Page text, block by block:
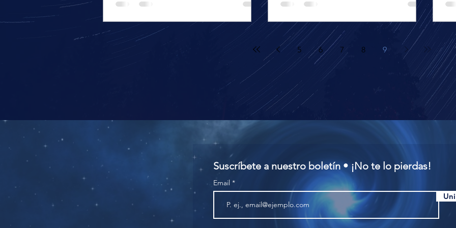
5 6 7 8 9
Suscríbete a nuestro boletín • ¡No te lo pierdas!
Email